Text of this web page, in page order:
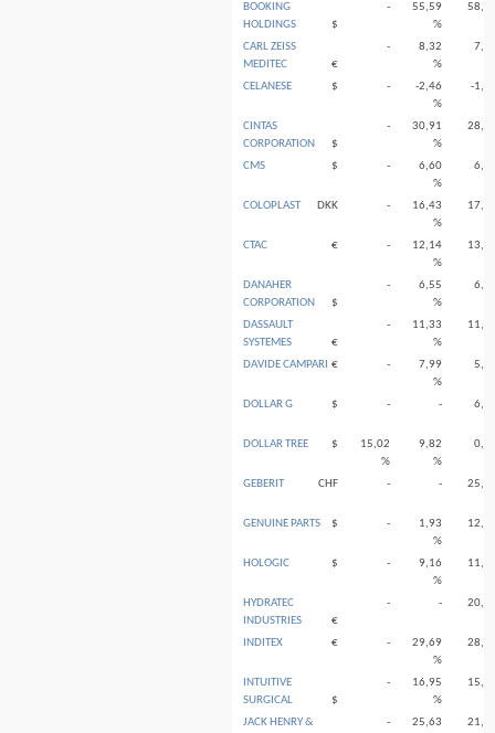
BOOKING
HOLDINGS
$
-
55,59
%
CARL ZEISS
MEDITEC
€
-
8,32
%
CELANESE
$ -
-2,46
%
-
CINTAS
CORPORATION
$
-
30,91
%
CMS
$ -
6,60
%
COLOPLAST
DKK -
16,43
%
CTAC
€ -
12,14
%
DANAHER
CORPORATION
$
-
6,55
%
DASSAULT
SYSTEMES
€
-
11,33
%
DAVIDE CAMPARI € -
7,99
%
DOLLAR G
$ - -
DOLLAR TREE
$
15,02
%
9,82
%
GEBERIT
CHF - -
GENUINE PARTS
$ -
1,93
%
HOLOGIC
$ -
9,16
%
HYDRATEC
INDUSTRIES
€
- -
INDITEX
€ -
29,69
%
INTUITIVE
SURGICAL
$
-
16,95
%
JACK HENRY &
-
25,63